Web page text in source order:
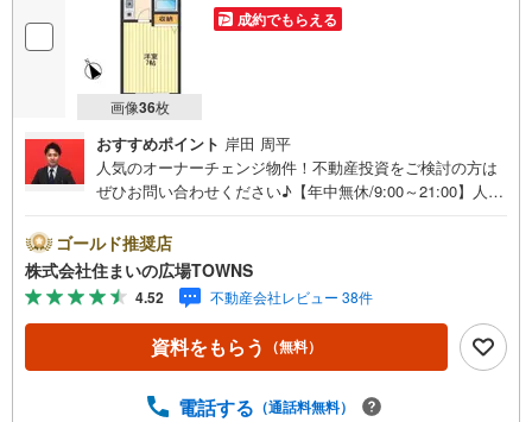
画像36枚
成約でもらえる
おすすめポイント 岸田 周平
人気のオーナーチェンジ物件！不動産投資をご検討の方は
ぜひお問い合わせください♪【年中無休/9:00～21:00】人気
下さい。「室内・現地を見学する」ボタンよりご予約頂く
とご見学がスムーズです。■その他、各種ご相談も承ってお
ります。○住宅ローンのご相談○ライフプランのシミュレー
ション■住まいの広場TOWNSからお客様へ経験豊富なスタ
ッフが親身になってお客様に合った物件をご紹介させて頂
きます！ /他社様掲載物件も併せてご紹介可能ですのでお気
でのお越しも大歓迎です！
ゴールド推奨店
株式会社住まいの広場TOWNS
4.52 不動産会社レビュー 38件
資料をもらう （無料）
電話する （通話料無料）